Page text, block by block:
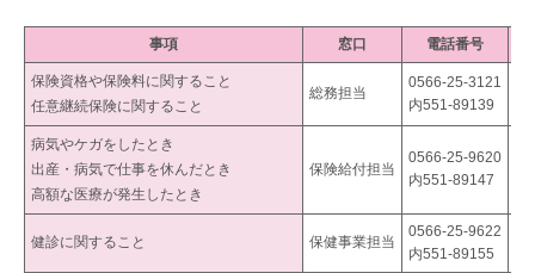
事項 窓口 電話番号
保険資格や保険料に関すること
任意継続保険に関すること
総務担当
0566-25-3121
内551-89139
病気やケガをしたとき
出産・病気で仕事を休んだとき
高額な医療が発生したとき
保険給付担当
0566-25-9620
内551-89147
健診に関すること 保健事業担当
0566-25-9622
内551-89155